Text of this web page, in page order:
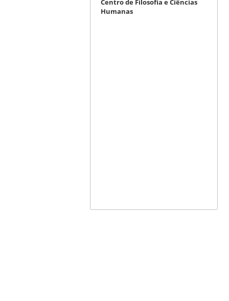
Centro de Filosofia e Ciências
Humanas